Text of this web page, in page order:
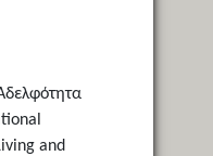
and